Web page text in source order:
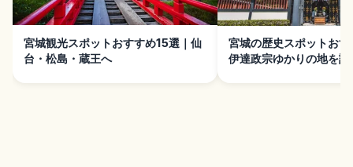
宮城観光スポットおすすめ15選｜仙
台・松島・蔵王へ
宮城の歴史スポットお
伊達政宗ゆかりの地を訪